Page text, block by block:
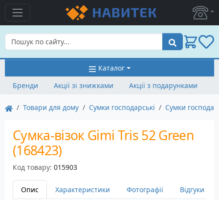
Пошук
Каталог
Бренди
Акції зі знижками Акції з подарунками
Товари для дому Сумки господарські Сумки
Сумка-візок Gimi Tris 52 Green
(168423)
Код товару: 015903
Опис Характеристики Фотографії Відгуки